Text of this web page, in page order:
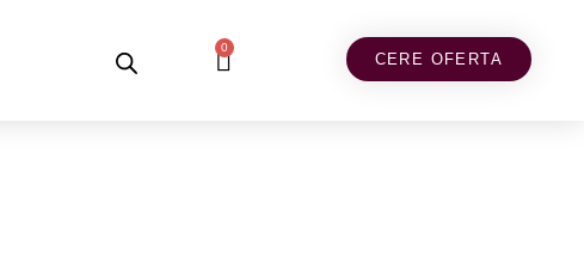
0
CERE OFERTA